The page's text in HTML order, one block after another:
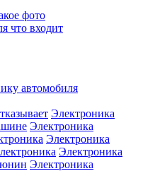
фото
что входит
автомобиля
Электроника
Электроника
Электроника
Электроника
Электроника